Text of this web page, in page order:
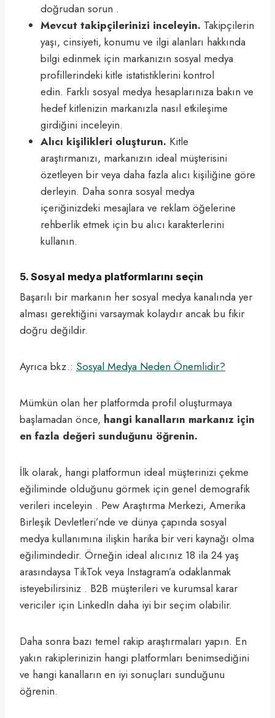
doğrudan sorun .
Mevcut takipçilerinizi inceleyin. Takipçilerin
yaşı, cinsiyeti, konumu ve ilgi alanları hakkında
bilgi edinmek için markanızın sosyal medya
profillerindeki kitle istatistiklerini kontrol
edin. Farklı sosyal medya hesaplarınıza bakın ve
hedef kitlenizin markanızla nasıl etkileşime
girdiğini inceleyin.
Alıcı kişilikleri oluşturun. Kitle
araştırmanızı, markanızın ideal müşterisini
özetleyen bir veya daha fazla alıcı kişiliğine göre
derleyin. Daha sonra sosyal medya
içeriğinizdeki mesajlara ve reklam öğelerine
rehberlik etmek için bu alıcı karakterlerini
kullanın.
5. Sosyal medya platformlarını seçin
Başarılı bir markanın her sosyal medya kanalında yer
alması gerektiğini varsaymak kolaydır ancak bu fikir
doğru değildir.
Ayrıca bkz.: Sosyal Medya Neden Önemlidir?
Mümkün olan her platformda profil oluşturmaya
başlamadan önce, hangi kanalların markanız için
en fazla değeri sunduğunu öğrenin.
İlk olarak, hangi platformun ideal müşterinizi çekme
eğiliminde olduğunu görmek için genel demografik
verileri inceleyin . Pew Araştırma Merkezi, Amerika
Birleşik Devletleri’nde ve dünya çapında sosyal
medya kullanımına ilişkin harika bir veri kaynağı olma
eğilimindedir. Örneğin ideal alıcınız 18 ila 24 yaş
arasındaysa TikTok veya Instagram’a odaklanmak
isteyebilirsiniz . B2B müşterileri ve kurumsal karar
vericiler için LinkedIn daha iyi bir seçim olabilir.
Daha sonra bazı temel rakip araştırmaları yapın. En
yakın rakiplerinizin hangi platformları benimsediğini
ve hangi kanalların en iyi sonuçları sunduğunu
öğrenin.